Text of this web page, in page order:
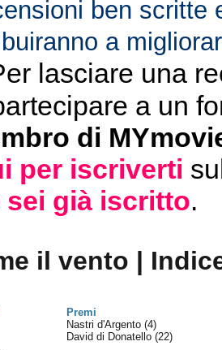
ben scritte
a
lasciare una
a un
di
per iscriverti
sei già iscritto.
il vento |
Premi
Nastri d'Argento (4)
David di Donatello (22)